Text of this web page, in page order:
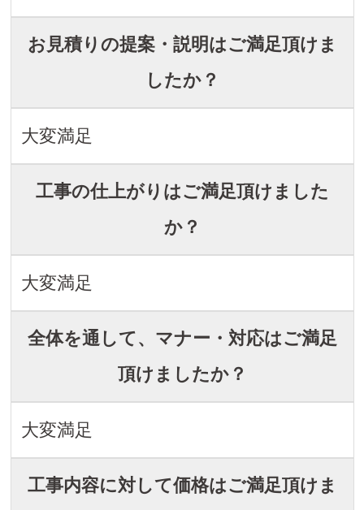
お見積りの提案・説明はご満足頂けま
したか？
大変満足
工事の仕上がりはご満足頂けました
か？
大変満足
全体を通して、マナー・対応はご満足
頂けましたか？
大変満足
工事内容に対して価格はご満足頂けま